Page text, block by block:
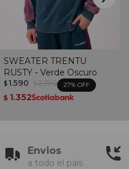
SWEATER TRENTU
RUSTY - Verde Oscuro
$ 1.590 $ 2.190 27
$ 1.352
Envios
a todo el país